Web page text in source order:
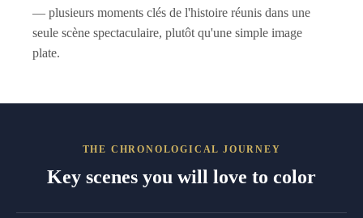
— plusieurs moments clés de l'histoire réunis dans une
seule scène spectaculaire, plutôt qu'une simple image
plate.
THE CHRONOLOGICAL JOURNEY
Key scenes you will love to color